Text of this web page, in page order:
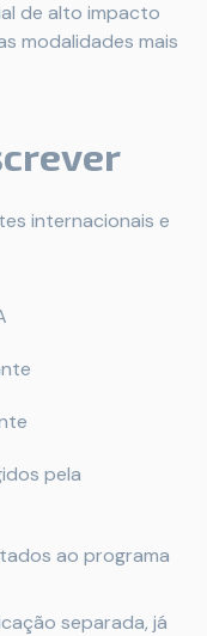
de alto impacto
modalidades mais
internacionais e
pela
ao programa
separada, já